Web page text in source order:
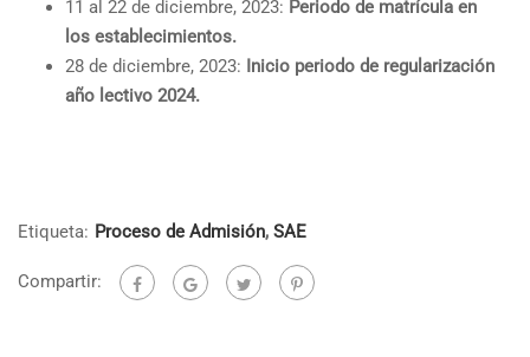
11 al 22 de diciembre, 2023: Periodo de matrícula en
los establecimientos.
28 de diciembre, 2023: Inicio periodo de regularización
año lectivo 2024.
Etiqueta: Proceso de Admisión, SAE
Compartir: